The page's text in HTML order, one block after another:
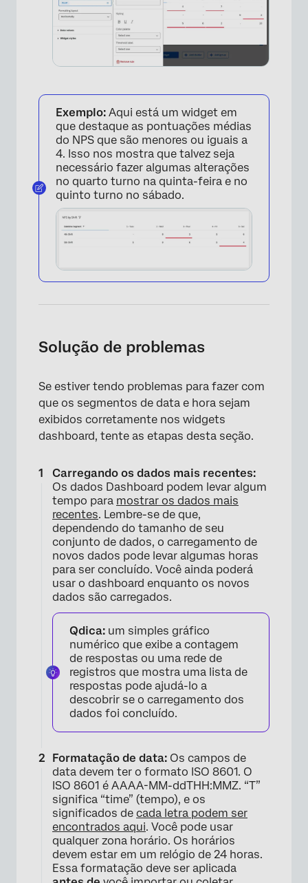
×
×
Exemplo: Aqui está um widget em
que destaque as pontuações médias
do NPS que são menores ou iguais a
4. Isso nos mostra que talvez seja
necessário fazer algumas alterações
no quarto turno na quinta-feira e no
quinto turno no sábado.
×
Solução de problemas
Se estiver tendo problemas para fazer com
que os segmentos de data e hora sejam
exibidos corretamente nos widgets
dashboard, tente as etapas desta seção.
Carregando os dados mais recentes:
Os dados Dashboard podem levar algum
tempo para mostrar os dados mais
recentes. Lembre-se de que,
dependendo do tamanho de seu
conjunto de dados, o carregamento de
novos dados pode levar algumas horas
para ser concluído. Você ainda poderá
usar o dashboard enquanto os novos
dados são carregados.
Qdica: um simples gráfico
numérico que exibe a contagem
de respostas ou uma rede de
registros que mostra uma lista de
respostas pode ajudá-lo a
descobrir se o carregamento dos
dados foi concluído.
Formatação de data: Os campos de
data devem ter o formato ISO 8601. O
ISO 8601 é AAAA-MM-ddTHH:MMZ. “T”
significa “time” (tempo), e os
significados de cada letra podem ser
encontrados aqui. Você pode usar
qualquer zona horário. Os horários
devem estar em um relógio de 24 horas.
Essa formatação deve ser aplicada